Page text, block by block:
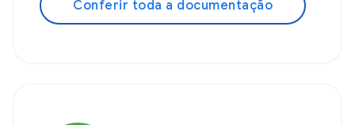
Conferir toda a documentação